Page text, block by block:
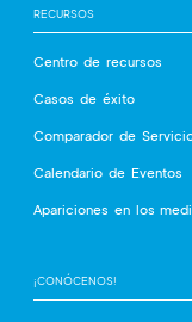
RECURSOS
Centro de recursos
Casos de éxito
Comparador de
Calendario de Eventos
Apariciones en los
¡CONÓCENOS!